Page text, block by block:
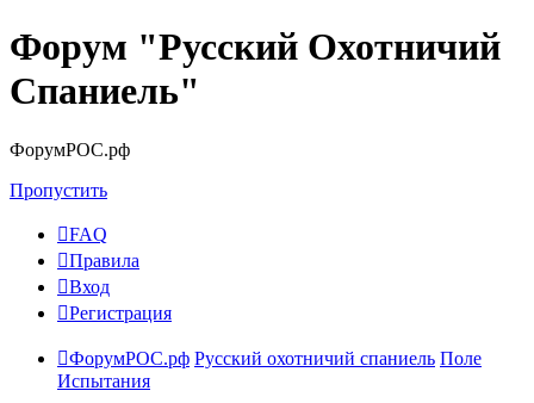
Форум "Русский Охотничий
Спаниель"
ФорумРОС.рф
Пропустить
FAQ
Правила
Вход
Регистрация
ФорумРОС.рф Русский охотничий спаниель Поле
Испытания